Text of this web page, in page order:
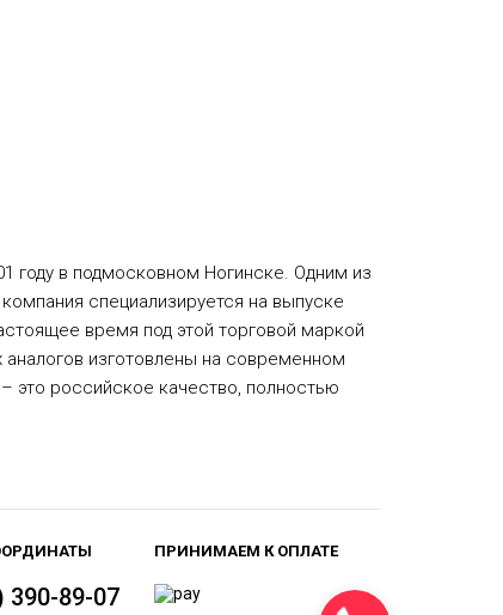
году в подмосковном Ногинске. Одним из
специализируется на выпуске
время под этой торговой маркой
изготовлены на современном
это российское качество, полностью
390-89-07
ПРИНИМАЕМ К ОПЛАТЕ